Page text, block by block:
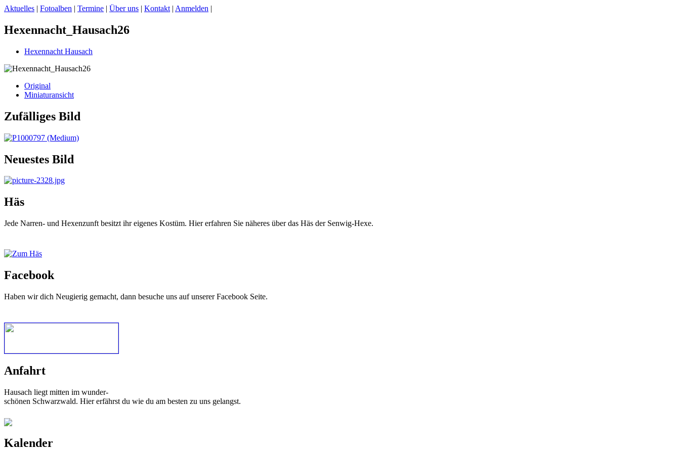
Aktuelles | Fotoalben | Termine | Über uns | Kontakt | Anmelden |
Hexennacht_Hausach26
Hexennacht Hausach
Original
Miniaturansicht
Zufälliges Bild
Neuestes Bild
Häs
Jede Narren- und Hexenzunft besitzt ihr eigenes Kostüm. Hier erfahren Sie näheres über das Häs der Senwig-Hexe.
Facebook
Haben wir dich Neugierig gemacht, dann besuche uns auf unserer Facebook Seite.
Anfahrt
Hausach liegt mitten im wunder-
schönen Schwarzwald. Hier erfährst du wie du am besten zu uns gelangst.
Kalender